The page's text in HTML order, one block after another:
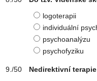
logoterapii
individuální
psychoanalýzu
psychofyziku
Nedirektivní